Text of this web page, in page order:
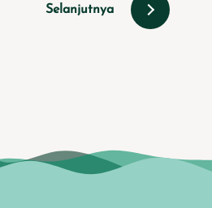
Selanjutnya